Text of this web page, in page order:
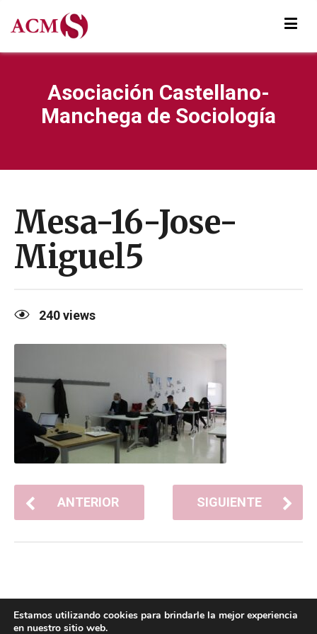
Asociación Castellano-
Manchega de Sociología
Mesa-16-Jose-
Miguel5
240views
ANTERIOR SIGUIENTE
Estamos utilizando cookies para brindarle la mejor experiencia
en nuestro sitio web.